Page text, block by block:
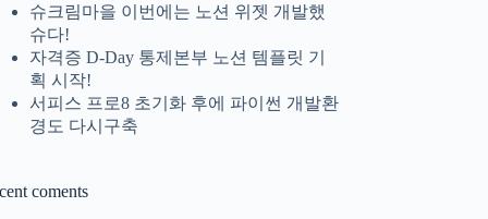
슈크림마을 이번에는 노션 위젯 개발했
슈다!
자격증 D-Day 통제본부 노션 템플릿 기
획 시작!
서피스 프로8 초기화 후에 파이썬 개발환
경도 다시구축
coments